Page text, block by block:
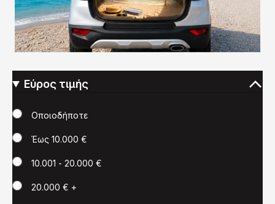
Εύρος τιμής
ΤιμήΟποιοδήποτε
Έως 10.000 €
10.001 - 20.000 €
20.000 € +